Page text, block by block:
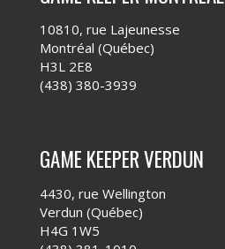
10810, rue Lajeunesse
Montréal (Québec)
H3L 2E8
(438) 380-3939
GAME KEEPER VERDUN
4430, rue Wellington
Verdun (Québec)
H4G 1W5